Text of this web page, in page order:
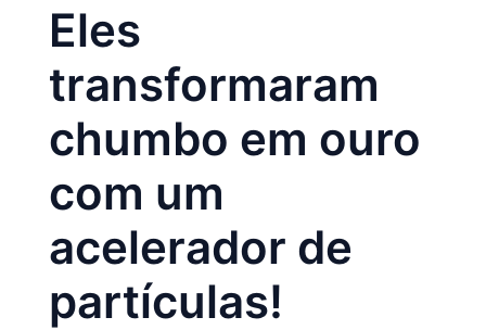
Eles
transformaram
chumbo em ouro
com um
acelerador de
partículas!